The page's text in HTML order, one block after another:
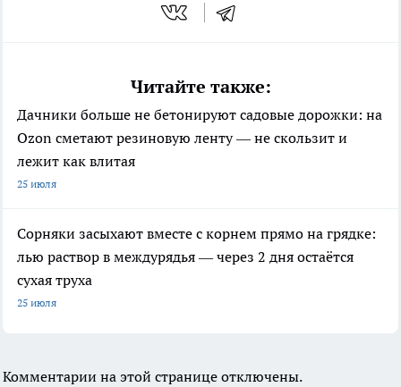
Читайте также:
Дачники больше не бетонируют садовые дорожки: на
Ozon сметают резиновую ленту — не скользит и
лежит как влитая
25 июля
Сорняки засыхают вместе с корнем прямо на грядке:
лью раствор в междурядья — через 2 дня остаётся
сухая труха
25 июля
Комментарии на этой странице отключены.